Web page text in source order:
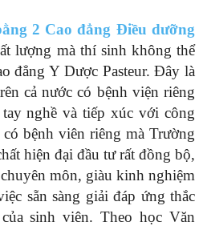
2 Cao đẳng Điều dưỡng
lượng mà thí sinh không thể
đẳng Y Dược Pasteur. Đây là
cả nước có bệnh viện riêng
nghề và tiếp xúc với công
bệnh viên riêng mà Trường
hiện đại đầu tư rất đồng bộ,
môn, giàu kinh nghiệm
sẵn sàng giải đáp ứng thắc
sinh viên. Theo học Văn